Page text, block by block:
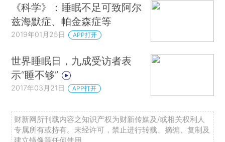
《科学》：睡眠不足可致阿尔
兹海默症、帕金森症等
2019年01月25日 APP打开
世界睡眠日，九成受访者表
示“睡不够”
2017年03月21日 APP打开
财新网所刊载内容之知识产权为财新传媒及/或相关权利人
专属所有或持有。未经许可，禁止进行转载、摘编、复制及